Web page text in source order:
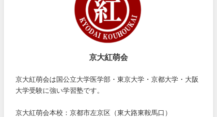
京大紅萌会
京大紅萌会は国公立大学医学部・東京大学・京都大学・大阪
大学受験に強い学習塾です。
京大紅萌会本校：京都市左京区（東大路東鞍馬口）